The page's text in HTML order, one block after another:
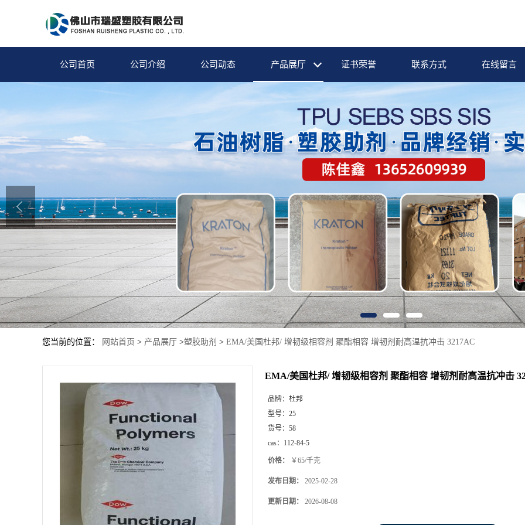
公司首页 公司介绍 公司动态 产品展厅 证书荣誉 联系方式 在线留言
您当前的位置： 网站首页 > 产品展厅 >塑胶助剂 > EMA/美国杜邦/ 增韧级相容剂 聚酯相容 增韧剂耐高温抗冲击 3217AC
EMA/美国杜邦/ 增韧级相容剂 聚酯相容 增韧剂耐高温抗冲击
品牌： 杜邦
型号： 25
货号： 58
cas： 112-84-5
价格： ￥65/千克
发布日期： 2025-02-28
更新日期： 2026-08-08